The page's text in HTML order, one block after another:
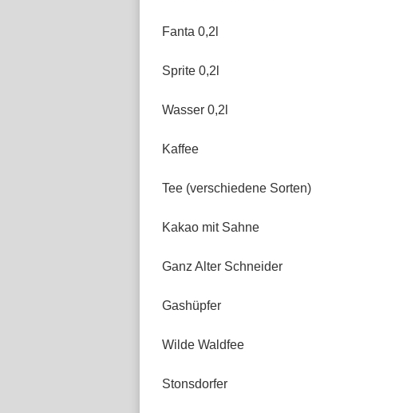
Fanta 0,2l
Sprite 0,2l
Wasser 0,2l
Kaffee
Tee (verschiedene Sorten)
Kakao mit Sahne
Ganz Alter Schneider
Gashüpfer
Wilde Waldfee
Stonsdorfer